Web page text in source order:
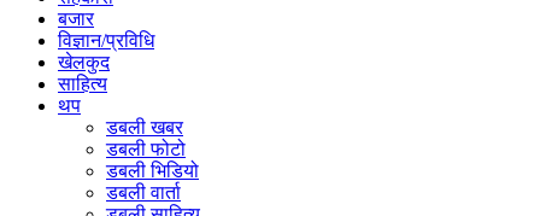
बजार
विज्ञान/प्रविधि
खेलकुद
साहित्य
थप
डबली खबर
डबली फोटो
डबली भिडियो
डबली वार्ता